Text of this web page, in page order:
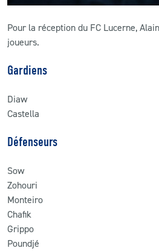
L’APP DU LS
LS ACADEMY CAMPS
Pour la réception du FC Lucerne,
joueurs.
Gardiens
Diaw
Castella
Défenseurs
Sow
Zohouri
Monteiro
Chafik
Grippo
Poundjé